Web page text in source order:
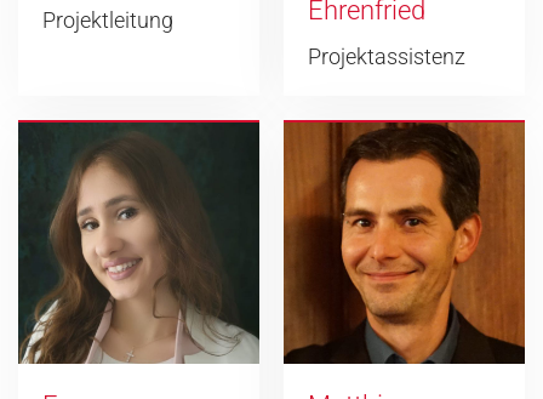
Projektleitung
Ehrenfried
Projektassistenz